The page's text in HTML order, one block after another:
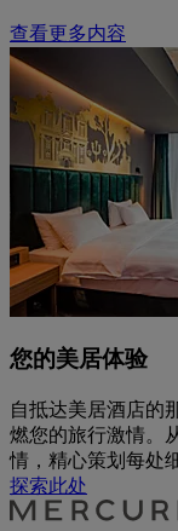
查看更多内容
您的美居体验
自抵达美居酒店的
燃您的旅行激情。
情，精心策划每处
探索此处